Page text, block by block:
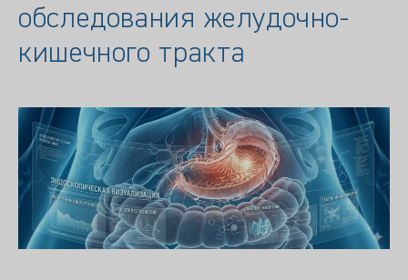
обследования желудочно-
кишечного тракта